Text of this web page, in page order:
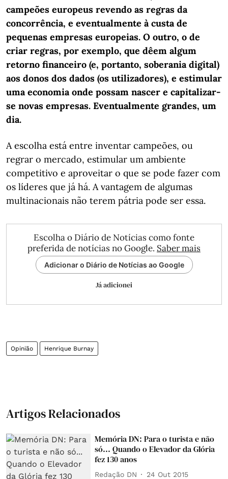
campeões europeus revendo as regras da
concorrência, e eventualmente à custa de
pequenas empresas europeias. O outro, o de
criar regras, por exemplo, que dêem algum
retorno financeiro (e, portanto, soberania digital)
aos donos dos dados (os utilizadores), e estimular
uma economia onde possam nascer e capitalizar-
se novas empresas. Eventualmente grandes, um
dia.
A escolha está entre inventar campeões, ou
regrar o mercado, estimular um ambiente
competitivo e aproveitar o que se pode fazer com
os líderes que já há. A vantagem de algumas
multinacionais não terem pátria pode ser essa.
Escolha o Diário de Notícias como fonte
preferida de notícias no Google. Saber mais
Adicionar o Diário de Notícias ao Google
Já adicionei
Opinião Henrique Burnay
Artigos Relacionados
Memória DN: Para o turista e não
só... Quando o Elevador da Glória
fez 130 anos
Redação DN 24 Out 2015